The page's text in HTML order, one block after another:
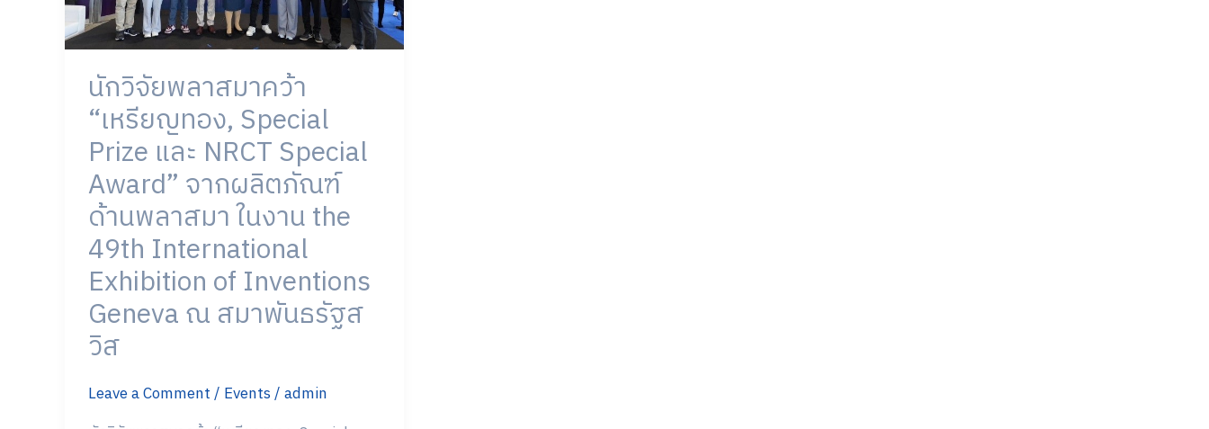
นักวิจัยพลาสมาคว้า
“เหรียญทอง, Special
Prize และ NRCT Special
Award” จากผลิตภัณฑ์
ด้านพลาสมา ในงาน the
49th International
Exhibition of Inventions
Geneva ณ สมาพันธรัฐส
วิส
Leave a Comment/ Events/admin
และ
NRCT
Special
Award”
จาก
ผลิตภัณฑ์
ด้าน
พลาสมา
ใน
งาน
the
49th
International
Exhibition
of
Inventions
ณ